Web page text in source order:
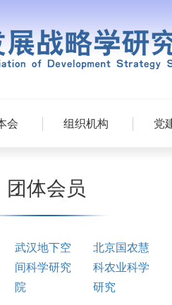
会 组织机构 党
团体会员
武汉地下空
间科学研究
院
北京国农慧
科农业科学
研究